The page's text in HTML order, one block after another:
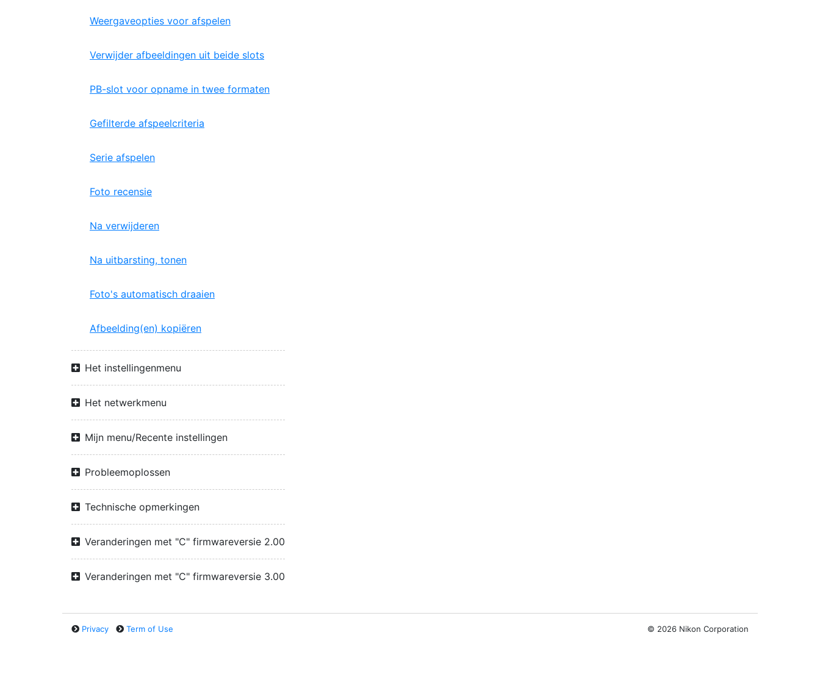
Weergaveopties voor afspelen
Verwijder afbeeldingen uit beide slots
PB-slot voor opname in twee formaten
Gefilterde afspeelcriteria
Serie afspelen
Foto recensie
Na verwijderen
Na uitbarsting, tonen
Foto's automatisch draaien
Afbeelding(en) kopiëren
Het instellingenmenu
Het netwerkmenu
Mijn menu/Recente instellingen
Probleemoplossen
Technische opmerkingen
Veranderingen met "C" firmwareversie 2.00
Veranderingen met "C" firmwareversie 3.00
Privacy Term of Use © 2026 Nikon Corporation